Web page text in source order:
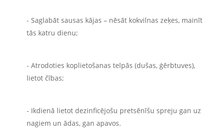
- Saglabāt sausas kājas – nēsāt kokvilnas zeķes, mainīt
tās katru dienu;
- Atrodoties koplietošanas telpās (dušas, ģērbtuves),
lietot čības;
- Ikdienā lietot dezinficējošu pretsēnīšu spreju gan uz
nagiem un ādas, gan apavos.